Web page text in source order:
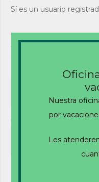
Sí es un usuario
Acceso
Nombre de usuario o
Contraseña
Nuestra
por
Les